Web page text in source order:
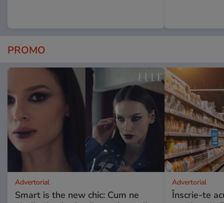
PROMO
Advertorial
Smart is the new chic: Cum ne
Advertorial
Înscrie-te